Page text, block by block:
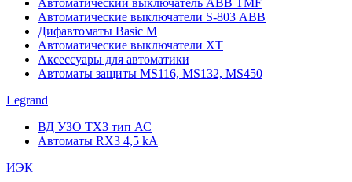
Автоматический выключатель ABB TMF
Автоматические выключатели S-803 АВВ
Дифавтоматы Basic M
Автоматические выключатели XT
Аксессуары для автоматики
Автоматы защиты MS116, MS132, MS450
Legrand
ВД УЗО TX3 тип АС
Автоматы RX3 4,5 kA
ИЭК